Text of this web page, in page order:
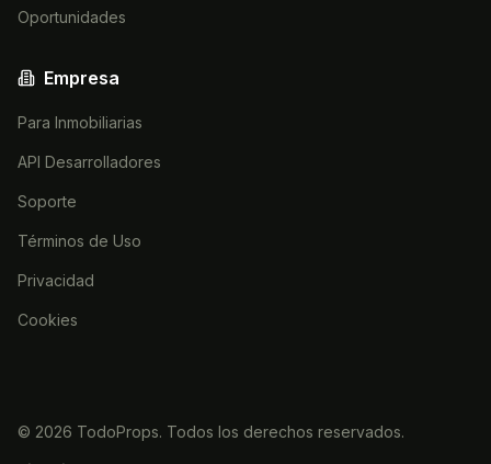
Oportunidades
Empresa
Para Inmobiliarias
API Desarrolladores
Soporte
Términos de Uso
Privacidad
Cookies
© 2026 TodoProps. Todos los derechos reservados.